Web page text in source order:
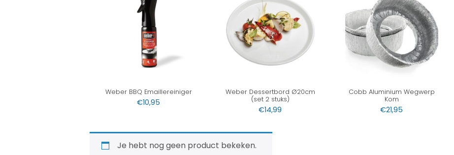
Weber BBQ Emaillereiniger
€10,95
Weber Dessertbord Ø20cm
(set 2 stuks)
€14,99
Cobb Aluminium Wegwerp
Kom
€21,95
Je hebt nog geen product bekeken.